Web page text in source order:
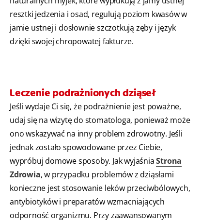
resztki jedzenia i osad, regulują poziom kwasów w
jamie ustnej i dosłownie szczotkują zęby i język
dzięki swojej chropowatej fakturze.
Leczenie podrażnionych dziąseł
Jeśli wydaje Ci się, że podrażnienie jest poważne,
udaj się na wizytę do stomatologa, ponieważ może
ono wskazywać na inny problem zdrowotny. Jeśli
jednak zostało spowodowane przez Ciebie,
wypróbuj domowe sposoby. Jak wyjaśniaStrona
Zdrowia, w przypadku problemów z dziąsłami
konieczne jest stosowanie leków przeciwbólowych,
antybiotyków i preparatów wzmacniających
odporność organizmu. Przy zaawansowanym